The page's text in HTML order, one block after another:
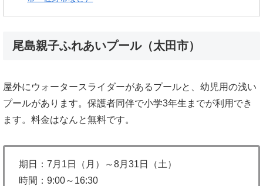
尾島親子ふれあいプール（太田市）
屋外にウォータースライダーがあるプールと、幼児用の浅い
プールがあります。保護者同伴で小学3年生までが利用でき
ます。料金はなんと無料です。
期日：7月1日（月）～8月31日（土）
時間：9:00～16:30